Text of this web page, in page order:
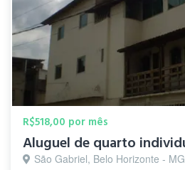
R$518,00 por mês
São Gabriel, Belo Horizonte - MG